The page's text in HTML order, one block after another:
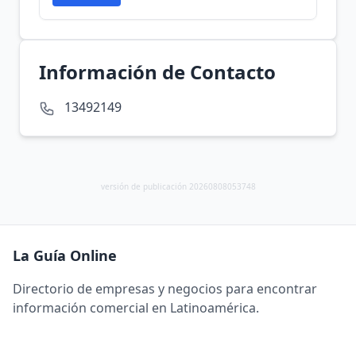
Información de Contacto
13492149
versión de publicación 20260808053748
La Guía Online
Directorio de empresas y negocios para encontrar
información comercial en Latinoamérica.